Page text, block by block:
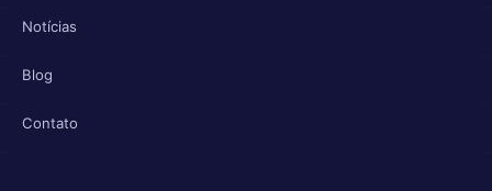
Notícias
Blog
Contato